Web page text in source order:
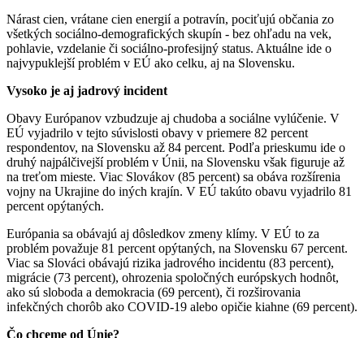
Nárast cien, vrátane cien energií a potravín, pociťujú občania zo
všetkých sociálno-demografických skupín - bez ohľadu na vek,
pohlavie, vzdelanie či sociálno-profesijný status. Aktuálne ide o
najvypuklejší problém v EÚ ako celku, aj na Slovensku.
Vysoko je aj jadrový incident
Obavy Európanov vzbudzuje aj chudoba a sociálne vylúčenie. V
EÚ vyjadrilo v tejto súvislosti obavy v priemere 82 percent
respondentov, na Slovensku až 84 percent. Podľa prieskumu ide o
druhý najpálčivejší problém v Únii, na Slovensku však figuruje až
na treťom mieste. Viac Slovákov (85 percent) sa obáva rozšírenia
vojny na Ukrajine do iných krajín. V EÚ takúto obavu vyjadrilo 81
percent opýtaných.
Európania sa obávajú aj dôsledkov zmeny klímy. V EÚ to za
problém považuje 81 percent opýtaných, na Slovensku 67 percent.
Viac sa Slováci obávajú rizika jadrového incidentu (83 percent),
migrácie (73 percent), ohrozenia spoločných európskych hodnôt,
ako sú sloboda a demokracia (69 percent), či rozširovania
infekčných chorôb ako COVID-19 alebo opičie kiahne (69 percent).
Čo chceme od Únie?